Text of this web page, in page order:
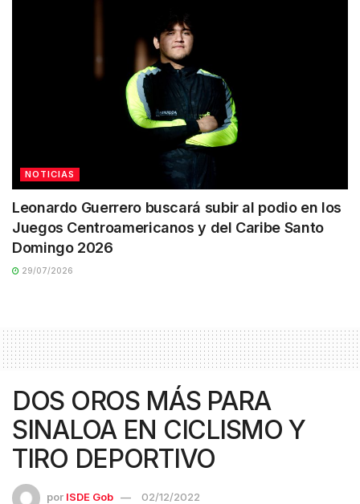
NOTICIAS
Leonardo Guerrero buscará subir al podio en los
Juegos Centroamericanos y del Caribe Santo
Domingo 2026
29/07/2026
DOS OROS MÁS PARA
SINALOA EN CICLISMO Y
TIRO DEPORTIVO
por ISDE Gob
02/12/2022